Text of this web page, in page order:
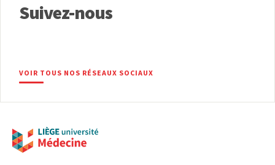
Suivez-nous
VOIR TOUS NOS RÉSEAUX SOCIAUX